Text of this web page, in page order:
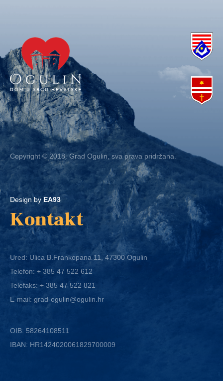
Copyright © 2018. Grad Ogulin, sva prava pridržana.
Design by EA93
Kontakt
Ured: Ulica B.Frankopana 11, 47300 Ogulin
Telefon: + 385 47 522 612
Telefaks: + 385 47 522 821
E-mail: grad-ogulin@ogulin.hr
OIB: 58264108511
IBAN: HR1424020061829700009